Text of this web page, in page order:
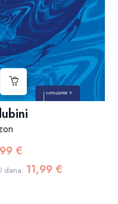
€
cijena
dana: 11,99 €